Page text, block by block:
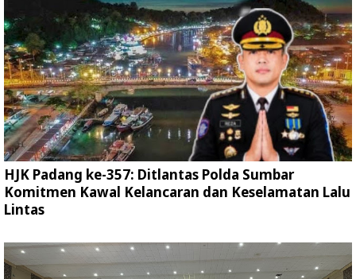
HJK Padang ke-357: Ditlantas Polda Sumbar
Komitmen Kawal Kelancaran dan Keselamatan Lalu
Lintas